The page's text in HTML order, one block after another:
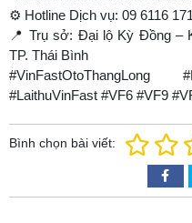
⚙ Hotline Dịch vụ: 09 6116
📍 Trụ sở: Đại lộ Kỳ Đồng –
TP. Thái Bình
#VinFastOtoThangLong
#LaithuVinFast #VF6 #VF9
Bình chọn bài viết: